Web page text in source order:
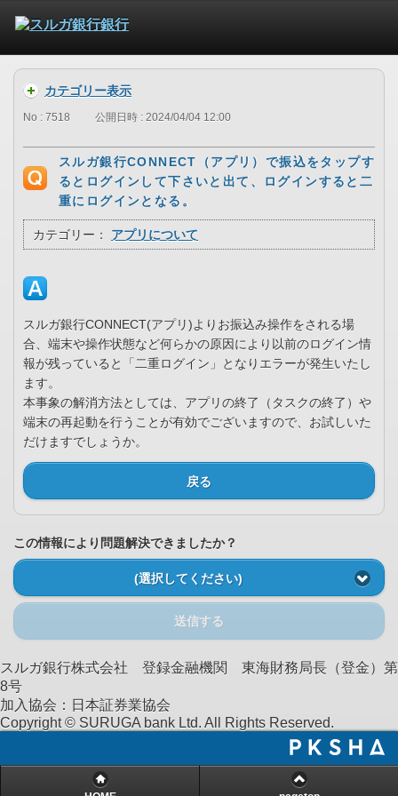
カテゴリー表示
No : 7518 公開日時 : 2024/04/04 12:00
スルガ銀行CONNECT（アプリ）で振込をタップす
るとログインして下さいと出て、ログインすると二
重にログインとなる。
カテゴリー： アプリについて
スルガ銀行CONNECT(アプリ)よりお振込み操作をされる場
合、端末や操作状態など何らかの原因により以前のログイン情
報が残っていると「二重ログイン」となりエラーが発生いたし
ます。
本事象の解消方法としては、アプリの終了（タスクの終了）や
端末の再起動を行うことが有効でございますので、お試しいた
だけますでしょうか。
戻る
この情報により問題解決できましたか？
(選択してください)
送信する
スルガ銀行株式会社 登録金融機関 東海財務局長（登金）第
8号
加入協会：日本証券業協会
Copyright © SURUGA bank Ltd. All Rights Reserved.